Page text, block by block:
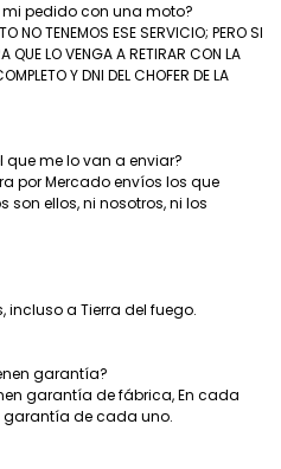
pedido con una moto?
TENEMOS ESE SERVICIO; PERO SI
QUE LO VENGA A RETIRAR CON LA
Y DNI DEL CHOFER DE LA
que me lo van a enviar?
por Mercado envíos los que
son ellos, ni nosotros, ni los
incluso a Tierra del fuego.
garantía?
garantía de fábrica, En cada
garantía de cada uno.